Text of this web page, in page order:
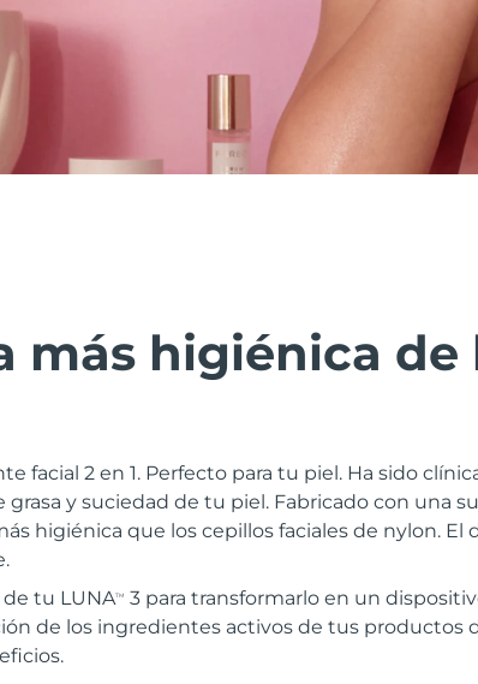
más higiénica
facial 2 en 1. Perfecto para tu piel. Ha sido
grasa y suciedad de tu piel. Fabricado con una
higiénica que los cepillos faciales de nylon. El
tu LUNATM
3 para transformarlo en un
de los ingredientes activos de tus productos